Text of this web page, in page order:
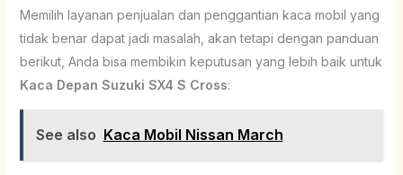
Memilih layanan penjualan dan penggantian kaca mobil yang
tidak benar dapat jadi masalah, akan tetapi dengan panduan
berikut, Anda bisa membikin keputusan yang lebih baik untuk
Kaca Depan Suzuki SX4 S Cross:
See also Kaca Mobil Nissan March